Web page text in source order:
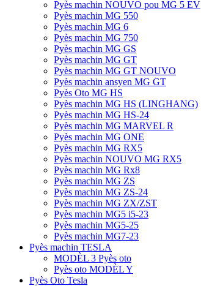
Pyès machin NOUVO pou MG 5 EV
Pyès machin MG 550
Pyès machin MG 6
Pyès machin MG 750
Pyès machin MG GS
Pyès machin MG GT
Pyès machin MG GT NOUVO
Pyès machin ansyen MG GT
Pyès Oto MG HS
Pyès machin MG HS (LINGHANG)
Pyès machin MG HS-24
Pyès machin MG MARVEL R
Pyès machin MG ONE
Pyès machin MG RX5
Pyès machin NOUVO MG RX5
Pyès machin MG Rx8
Pyès machin MG ZS
Pyès machin MG ZS-24
Pyès machin MG ZX/ZST
Pyès machin MG5 i5-23
Pyès machin MG5-25
Pyès machin MG7-23
Pyès machin TESLA
MODÈL 3 Pyès oto
Pyès oto MODÈL Y
Pyès Oto Tesla